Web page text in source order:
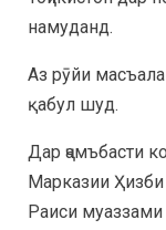
намуданд.
Аз рӯйи
қабул шуд.
Дар ҷамъбасти
Марказии
Раиси